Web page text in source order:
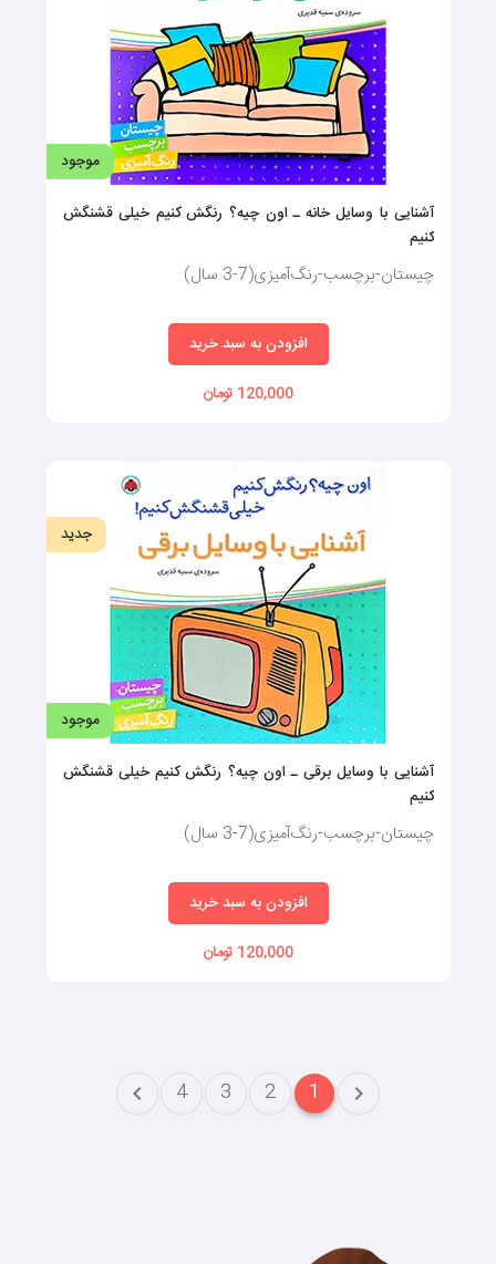
موجود
آشنایی با وسایل خانه ـ اون چیه؟ رنگش کنیم خیلی قشنگش
کنیم
چیستان-برچسب-رنگ‌آمیزی(7-3 سال)
افزودن به سبد خرید
120,000 تومان
موجود
جدید
آشنایی با وسایل برقی ـ اون چیه؟ رنگش کنیم خیلی قشنگش
کنیم
چیستان-برچسب-رنگ‌آمیزی(7-3 سال)
افزودن به سبد خرید
120,000 تومان
1
2
3
4